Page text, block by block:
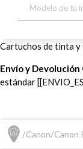
Cartuchos de tinta
Envío y Devolución
estándar
Canon Canon